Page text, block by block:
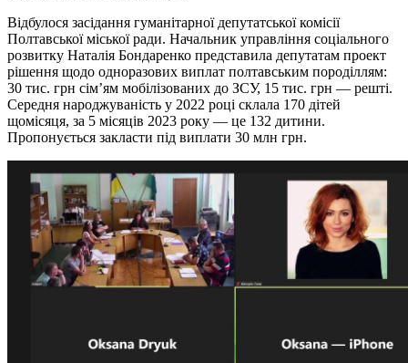
Відбулося засідання гуманітарної депутатської комісії
Полтавської міської ради. Начальник управління соціального
розвитку Наталія Бондаренко представила депутатам проект
рішення щодо одноразових виплат полтавським породіллям:
30 тис. грн сім’ям мобілізованих до ЗСУ, 15 тис. грн — решті.
Середня народжуваність у 2022 році склала 170 дітей
щомісяця, за 5 місяців 2023 року — це 132 дитини.
Пропонується закласти під виплати 30 млн грн.